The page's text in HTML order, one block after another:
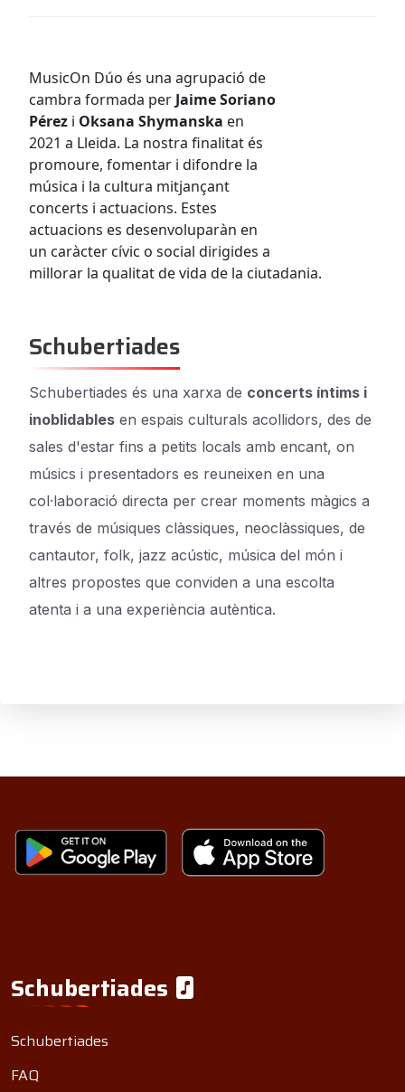
MusicOn Dúo és una agrupació de
cambra formada per JaimeSoriano
Pérez i Oksana Shymanska en
2021 a Lleida. La nostra finalitat és
promoure, fomentar i difondre la
música i la cultura mitjançant
concerts i actuacions. Estes
actuacions es desenvoluparàn en
un caràcter cívic o social dirigides a
millorar la qualitat de vida de la ciutadania.
Schubertiades
Schubertiades és una xarxa de concerts íntims i
inoblidables en espais culturals acollidors, des de
sales d'estar fins a petits locals amb encant, on
músics i presentadors es reuneixen en una
col·laboració directa per crear moments màgics a
través de músiques clàssiques, neoclàssiques, de
cantautor, folk, jazz acústic, música del món i
altres propostes que conviden a una escolta
atenta i a una experiència autèntica.
Schubertiades
Schubertiades
FAQ